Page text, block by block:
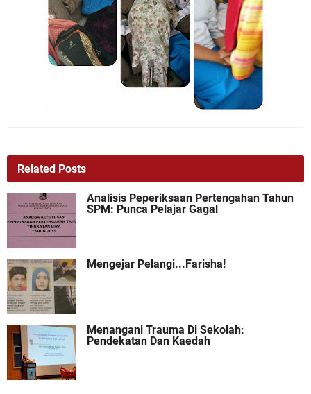
Related Posts
Analisis Peperiksaan Pertengahan Tahun
SPM: Punca Pelajar Gagal
Mengejar Pelangi...Farisha!
Menangani Trauma Di Sekolah:
Pendekatan Dan Kaedah